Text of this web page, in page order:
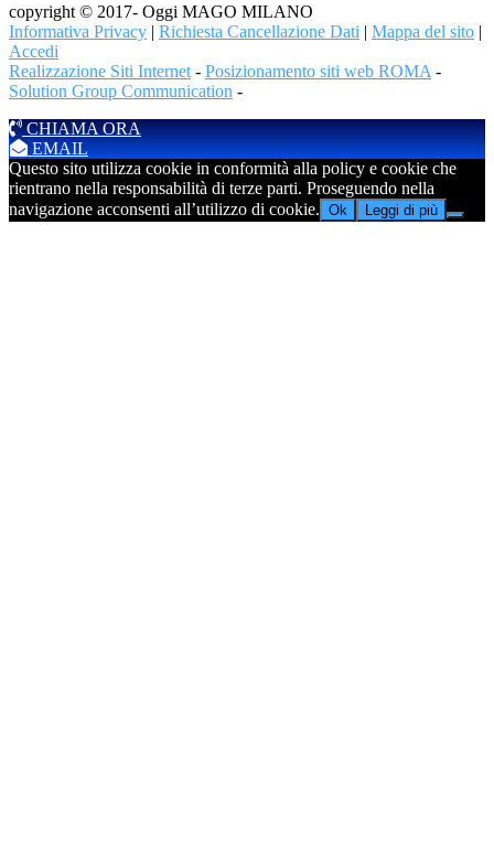
copyright © 2017- Oggi MAGO MILANO
Informativa Privacy | Richiesta Cancellazione Dati | Mappa del sito |
Accedi
Realizzazione Siti Internet - Posizionamento siti web ROMA -
Solution Group Communication -
CHIAMA ORA
EMAIL
Questo sito utilizza cookie in conformità alla policy e cookie che
rientrano nella responsabilità di terze parti. Proseguendo nella
navigazione acconsenti all’utilizzo di cookie. Ok Leggi di più